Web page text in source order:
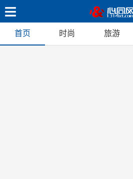
首页 时尚 旅游